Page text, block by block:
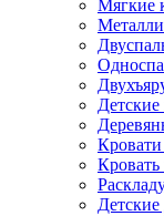
Мягкие
Детские
Кровать